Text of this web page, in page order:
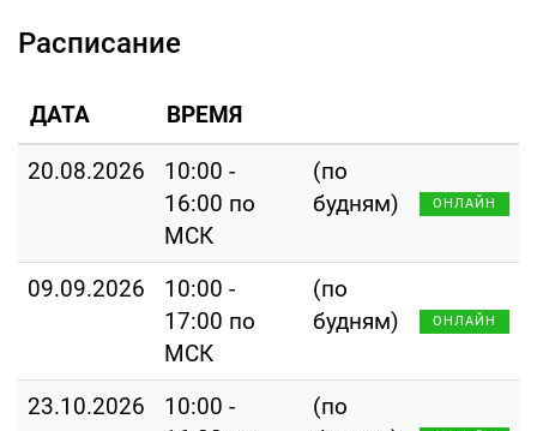
Расписание
ДАТА ВРЕМЯ
20.08.2026
10:00 -
16:00 по
МСК
(по
будням)
ОНЛАЙН
09.09.2026
10:00 -
17:00 по
МСК
(по
будням)
ОНЛАЙН
23.10.2026
10:00 -
(по